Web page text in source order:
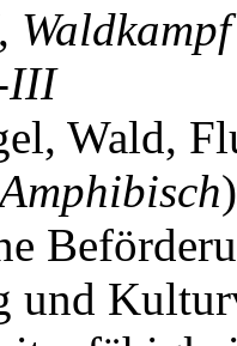
III
Wald,
Amphibisch
und